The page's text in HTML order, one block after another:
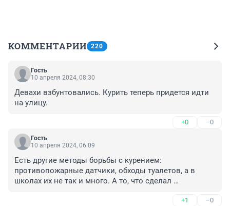
КОММЕНТАРИИ 220
Гость
10 апреля 2024, 08:30
Девахи взбунтовались. Курить теперь придется идти
на улицу.
+0 –0
Гость
10 апреля 2024, 06:09
Есть другие методы борьбы с курением:
противопожарные датчики, обходы туалетов, а в
школах их не так и много. А то, что сделал
+1 –0